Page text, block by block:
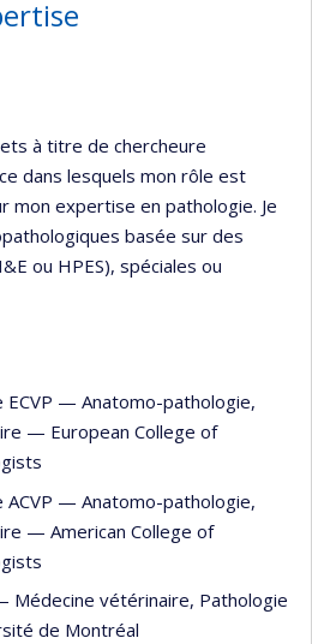
à titre de chercheure
dans lesquels mon rôle est
mon expertise en pathologie. Je
basée sur des
ou HPES), spéciales ou
ECVP — Anatomo-pathologie,
— European College of
ACVP — Anatomo-pathologie,
— American College of
Médecine vétérinaire, Pathologie
de Montréal